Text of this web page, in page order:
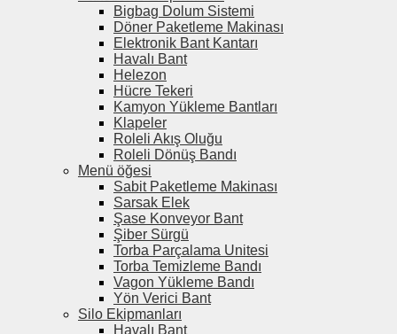
Bigbag Dolum Sistemi
Döner Paketleme Makinası
Elektronik Bant Kantarı
Havalı Bant
Helezon
Hücre Tekeri
Kamyon Yükleme Bantları
Klapeler
Roleli Akış Oluğu
Roleli Dönüş Bandı
Menü öğesi
Sabit Paketleme Makinası
Sarsak Elek
Şase Konveyor Bant
Şiber Sürgü
Torba Parçalama Unitesi
Torba Temizleme Bandı
Vagon Yükleme Bandı
Yön Verici Bant
Silo Ekipmanları
Havalı Bant